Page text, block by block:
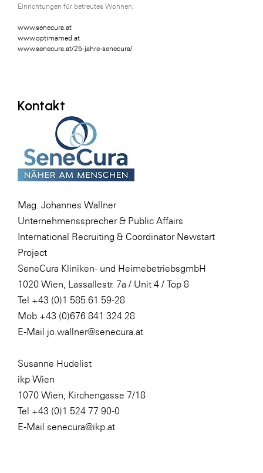
Einrichtungen für betreutes Wohnen.
www.senecura.at
www.optimamed.at
www.senecura.at/25-jahre-senecura/
Kontakt
Mag. Johannes Wallner
Unternehmenssprecher & Public Affairs
International Recruiting & Coordinator Newstart
Project
SeneCura Kliniken- und HeimebetriebsgmbH
1020 Wien, Lassallestr. 7a / Unit 4 / Top 8
Tel +43 (0)1 585 61 59-28
Mob +43 (0)676 841 324 28
E-Mail jo.wallner@senecura.at
Susanne Hudelist
ikp Wien
1070 Wien, Kirchengasse 7/18
Tel +43 (0)1 524 77 90-0
E-Mail senecura@ikp.at